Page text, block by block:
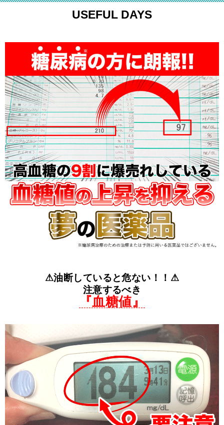
USEFUL DAYS
⚠油断していると危ない！！⚠
注意するべき
『血糖値』